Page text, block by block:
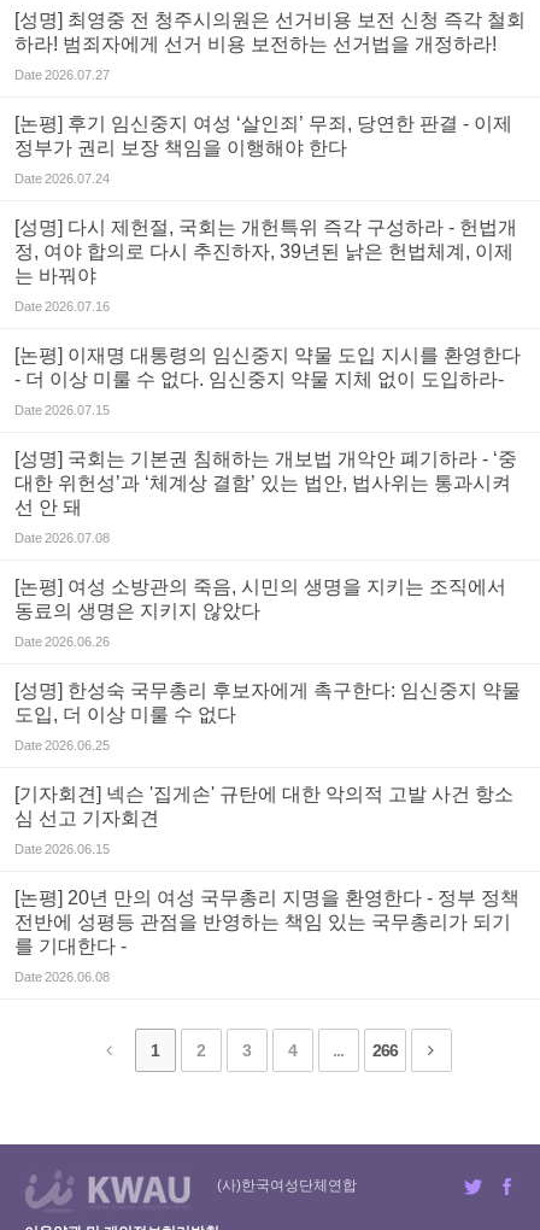
[성명] 최영중 전 청주시의원은 선거비용 보전 신청 즉각 철회
하라! 범죄자에게 선거 비용 보전하는 선거법을 개정하라!
Date2026.07.27
[논평] 후기 임신중지 여성 ‘살인죄’ 무죄, 당연한 판결 - 이제
정부가 권리 보장 책임을 이행해야 한다
Date2026.07.24
[성명] 다시 제헌절, 국회는 개헌특위 즉각 구성하라 - 헌법개
정, 여야 합의로 다시 추진하자, 39년된 낡은 헌법체계, 이제
는 바꿔야
Date2026.07.16
[논평] 이재명 대통령의 임신중지 약물 도입 지시를 환영한다
- 더 이상 미룰 수 없다. 임신중지 약물 지체 없이 도입하라-
Date2026.07.15
[성명] 국회는 기본권 침해하는 개보법 개악안 폐기하라 - ‘중
대한 위헌성’과 ‘체계상 결함’ 있는 법안, 법사위는 통과시켜
선 안 돼
Date2026.07.08
[논평] 여성 소방관의 죽음, 시민의 생명을 지키는 조직에서
동료의 생명은 지키지 않았다
Date2026.06.26
[성명] 한성숙 국무총리 후보자에게 촉구한다: 임신중지 약물
도입, 더 이상 미룰 수 없다
Date2026.06.25
[기자회견] 넥슨 '집게손' 규탄에 대한 악의적 고발 사건 항소
심 선고 기자회견
Date2026.06.15
[논평] 20년 만의 여성 국무총리 지명을 환영한다 - 정부 정책
전반에 성평등 관점을 반영하는 책임 있는 국무총리가 되기
를 기대한다 -
Date2026.06.08
1 2 3 4 ... 266
(사)한국여성단체연합